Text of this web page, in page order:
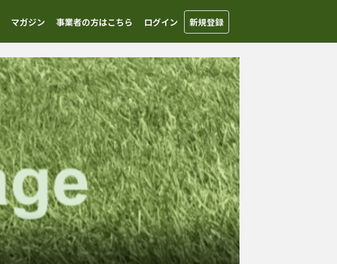
マガジン 事業者の方はこちら ログイン 新規登録